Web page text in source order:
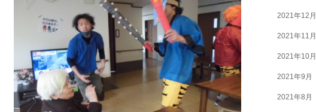
2021年12月
2021年11月
2021年10月
2021年9月
2021年8月